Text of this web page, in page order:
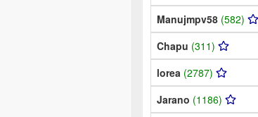
Manujmpv58 (582)
Chapu (311)
lorea (2787)
Jarano (1186)